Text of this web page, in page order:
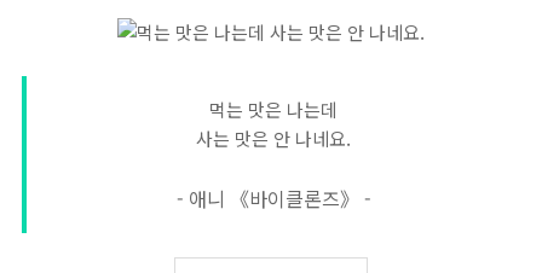
먹는 맛은 나는데
사는 맛은 안 나네요.
- 애니 《바이클론즈》 -